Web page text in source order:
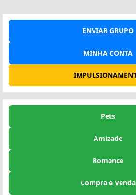
ENVIAR GRUPO
MINHA CONTA
Pets
Amizade
Romance
Compra e Venda